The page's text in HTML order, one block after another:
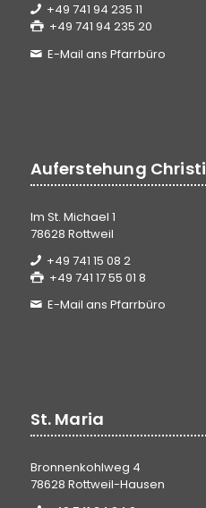
+49 741 94 235 11
+49 741 94 235 20
E-Mail ans Pfarrbüro
Auferstehung Christi
Im St. Michael 1
78628 Rottweil
+49 741 15 08 2
+49 741 17 55 01 8
E-Mail ans Pfarrbüro
St. Maria
Bronnenkohlweg 4
78628 Rottweil-Hausen